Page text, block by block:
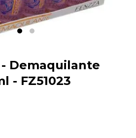
Demaquilante
- FZ51023